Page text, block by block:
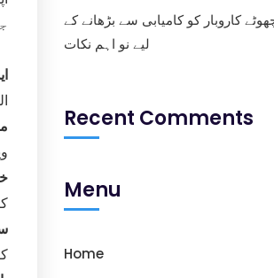
کاروبار کو کامیابی سے بڑھانے کے
لیے نو اہم نکات
Recent Comments
Menu
Home